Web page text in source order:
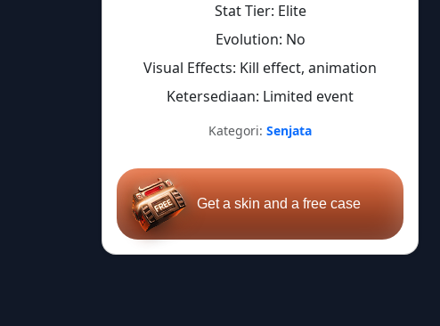
Stat Tier: Elite
Evolution: No
Visual Effects: Kill effect, animation
Ketersediaan: Limited event
Kategori: Senjata
Get a skin and a free case